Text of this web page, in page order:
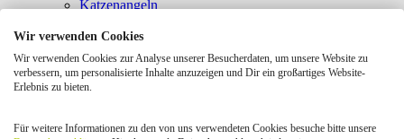
Katzenangeln
Laserpointer & Elektrospielzeug
Katzentunnel
Clicker & Target Sticks für Katzen
Weiteres Katzenspielzeug
Tragetaschen
Wir verwenden Cookies
Wir verwenden Cookies zur Analyse unserer Besucherdaten, um unsere Website zu
verbessern, um personalisierte Inhalte anzuzeigen und Dir ein großartiges Website-
Erlebnis zu bieten.
Für weitere Informationen zu den von uns verwendeten Cookies besuche bitte unsere